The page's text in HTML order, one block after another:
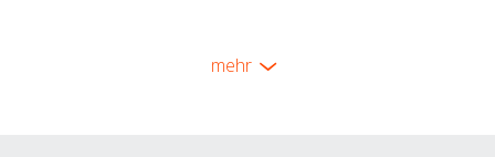
mehr